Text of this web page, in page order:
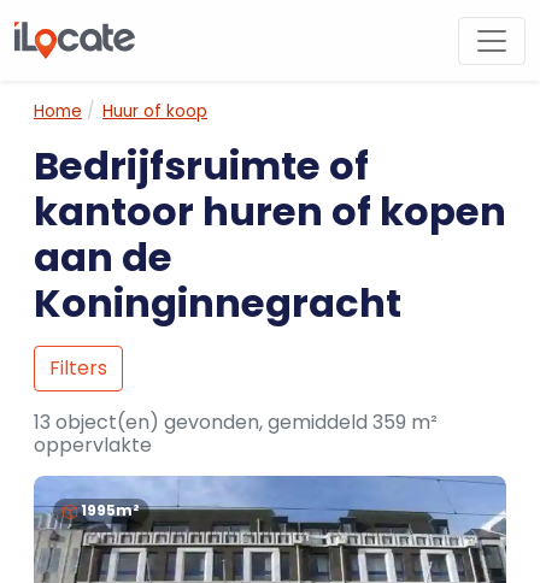
Home Huur of koop
Bedrijfsruimte of
kantoor huren of kopen
aan de
Koninginnegracht
Filters
13 object(en) gevonden, gemiddeld 359 m²
oppervlakte
1995m²